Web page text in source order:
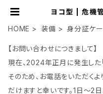
ヨコ型 | 危機
HOME
装備 身分証ケー
【お問い合わせにつきまして】
現在、2024年正月に発生した
そのため、お電話をいただく
だけますと幸いです。1日～2